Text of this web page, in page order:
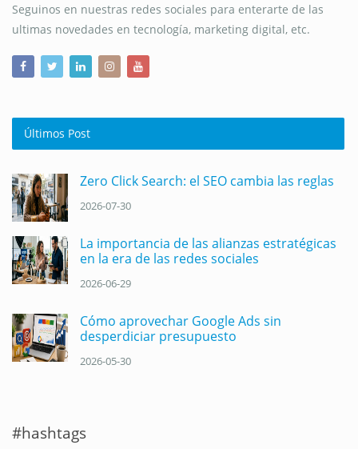
Seguinos en nuestras redes sociales para enterarte de las
ultimas novedades en tecnología, marketing digital, etc.
Últimos Post
Zero Click Search: el SEO cambia las reglas
2026-07-30
La importancia de las alianzas estratégicas
en la era de las redes sociales
2026-06-29
Cómo aprovechar Google Ads sin
desperdiciar presupuesto
2026-05-30
#hashtags